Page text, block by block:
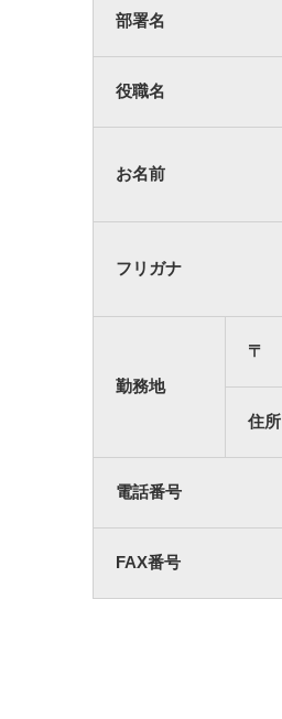
部署名
役職名
お名前
フリガナ
勤務地
〒
住所
電話番号
FAX番号